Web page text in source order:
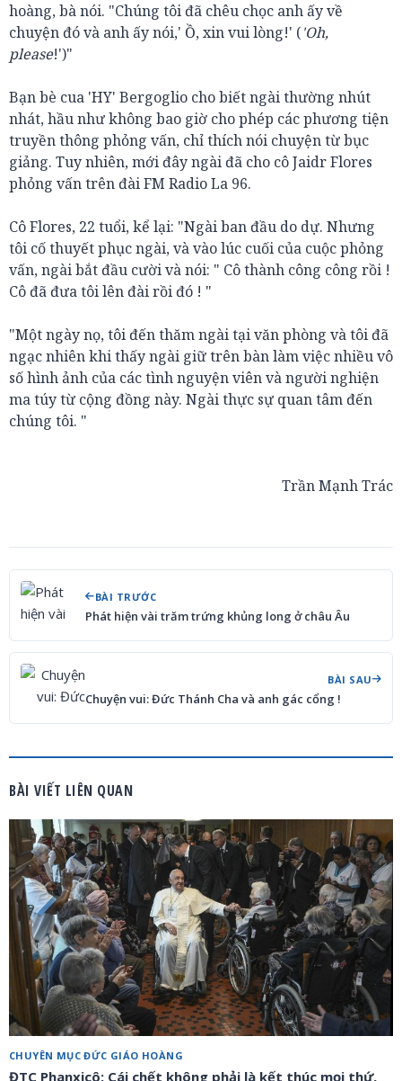
hoàng, bà nói. "Chúng tôi đã chêu chọc anh ấy về
chuyện đó và anh ấy nói,' Ồ, xin vui lòng!' ('Oh,
please!')"
Bạn bè cua 'HY' Bergoglio cho biết ngài thường nhút
nhát, hầu như không bao giờ cho phép các phương tiện
truyền thông phỏng vấn, chỉ thích nói chuyện từ bục
giảng. Tuy nhiên, mới đây ngài đã cho cô Jaidr Flores
phỏng vấn trên đài FM Radio La 96.
Cô Flores, 22 tuổi, kể lại: "Ngài ban đầu do dự. Nhưng
tôi cố thuyết phục ngài, và vào lúc cuối của cuộc phỏng
vấn, ngài bắt đầu cười và nói: " Cô thành công công rồi !
Cô đã đưa tôi lên đài rồi đó ! "
"Một ngày nọ, tôi đến thăm ngài tại văn phòng và tôi đã
ngạc nhiên khi thấy ngài giữ trên bàn làm việc nhiều vô
số hình ảnh của các tình nguyện viên và người nghiện
ma túy từ cộng đồng này. Ngài thực sự quan tâm đến
chúng tôi. "
Trần Mạnh Trác
BÀI TRƯỚC
Phát hiện vài trăm trứng khủng long ở châu Âu
BÀI SAU
Chuyện vui: Đức Thánh Cha và anh gác cổng !
BÀI VIẾT LIÊN QUAN
CHUYÊN MỤC ĐỨC GIÁO HOÀNG
ĐTC Phanxicô: Cái chết không phải là kết thúc mọi thứ,